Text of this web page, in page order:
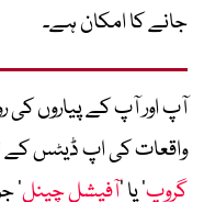
جانے کا امکان ہے۔
آپ اور آپ کے پیاروں کی
واقعات کی اپ ڈیٹس کے
گروپ‘ یا ’آفیشل چینل‘